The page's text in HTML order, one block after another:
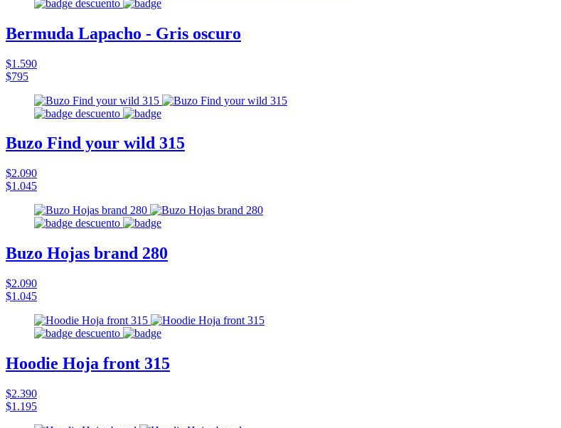
Bermuda Lapacho - Gris oscuro
$1.590
$795
Buzo Find your wild 315
$2.090
$1.045
Buzo Hojas brand 280
$2.090
$1.045
Hoodie Hoja front 315
$2.390
$1.195